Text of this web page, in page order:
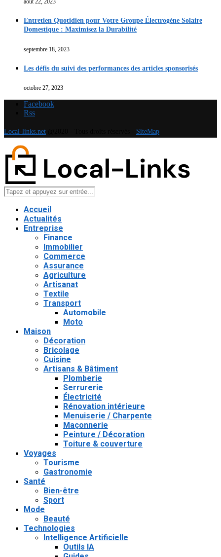
août 22, 2023
Entretien Quotidien pour Votre Groupe Électrogène Solaire
Domestique : Maximisez la Durabilité
septembre 18, 2023
Les défis du suivi des performances des articles sponsorisés
octobre 27, 2023
Facebook
Rss
Local-links.net SiteMap
Accueil
Actualités
Entreprise
Finance
Immobilier
Commerce
Assurance
Agriculture
Artisanat
Textile
Transport
Automobile
Moto
Maison
Décoration
Bricolage
Cuisine
Artisans & Bâtiment
Plomberie
Serrurerie
Électricité
Rénovation intérieure
Menuiserie / Charpente
Maçonnerie
Peinture / Décoration
Toiture & couverture
Voyages
Tourisme
Gastronomie
Santé
Bien-être
Sport
Mode
Beauté
Technologies
Intelligence Artificielle
Outils IA